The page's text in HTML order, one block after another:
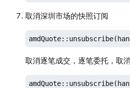
取消深圳市场的快照订阅
取消逐笔成交，逐笔委托，取